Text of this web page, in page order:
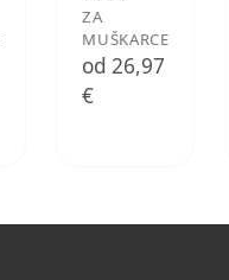
ZA
MUŠKARCE
od 26,97
€